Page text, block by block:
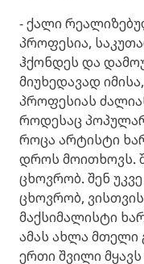
- ქალი
პროფესია,
ჰქონდეს და
მიუხედავად
პროფესიას
როდესაც
როცა არტისტი
დროს მოითხოვს.
ცხოვრობ. შენ
ცხოვრობ,
მაქსიმალისტი
ამას ახლა
ერთი შვილი